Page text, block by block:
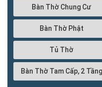
Bàn Thờ Chung Cư
Bàn Thờ Phật
Tủ Thờ
Bàn Thờ Tam Cấp, 2 Tầng